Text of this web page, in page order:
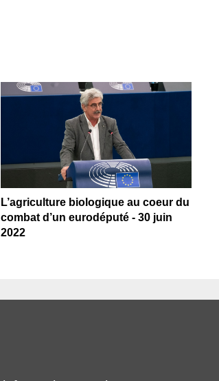
L’agriculture biologique au coeur du
combat d’un eurodéputé - 30 juin
2022